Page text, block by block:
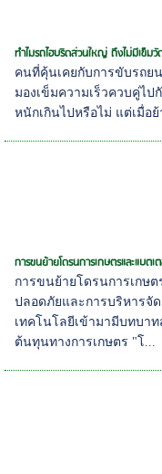
ทำไมรถไฮบริดส่วนใหญ่ ถึงไม่มีเข็ม
คนที่คุ้นเคยกับการขับรถย
มองเข็มความเร็วควบคู่ไป
หนักเกินไปหรือไม่ แต่เมื่อ
การขนย้ายโดรนการเกษตรและแบตเ
การขนย้ายโดรนการเกษ
ปลอดภัยและการบริหารจั
เทคโนโลยีเข้ามามีบทบา
ต้นทุนทางการเกษตร "โ...